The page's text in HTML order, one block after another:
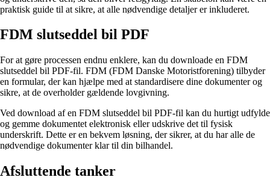
praktisk guide til at sikre, at alle nødvendige detaljer er inkluderet.
FDM slutseddel bil PDF
For at gøre processen endnu enklere, kan du downloade en FDM
slutseddel bil PDF-fil. FDM (FDM Danske Motoristforening) tilbyder
en formular, der kan hjælpe med at standardisere dine dokumenter og
sikre, at de overholder gældende lovgivning.
Ved download af en FDM slutseddel bil PDF-fil kan du hurtigt udfylde
og gemme dokumentet elektronisk eller udskrive det til fysisk
underskrift. Dette er en bekvem løsning, der sikrer, at du har alle de
nødvendige dokumenter klar til din bilhandel.
Afsluttende tanker